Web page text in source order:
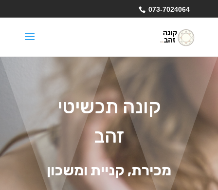
073-7024064
קונה תכשיטי
זהב
מכירת, קניית ומשכון